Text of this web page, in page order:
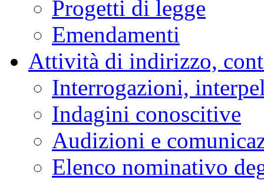
Progetti di legge
Emendamenti
Attività di indirizzo,
Interrogazioni,
Indagini conoscitive
Audizioni e
Elenco nominativo